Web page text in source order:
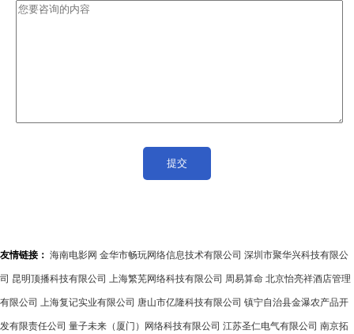
友情链接： 海南电影网 金华市畅玩网络信息技术有限公司 深圳市聚华兴科技有限公
司 昆明顶播科技有限公司 上海繁芜网络科技有限公司 周易算命 北京怡亮祥酒店管理
有限公司 上海复记实业有限公司 唐山市亿隆科技有限公司 镇宁自治县金瀑农产品开
发有限责任公司 量子未来（厦门）网络科技有限公司 江苏圣仁电气有限公司 南京拓